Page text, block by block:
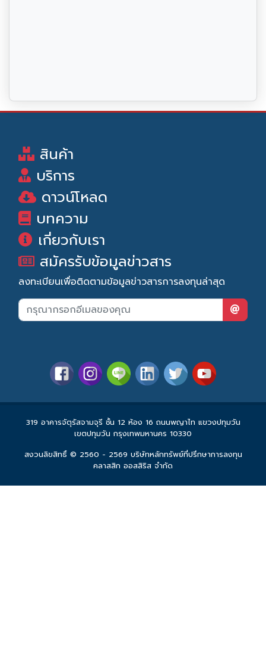
สินค้า
บริการ
ดาวน์โหลด
บทความ
เกี่ยวกับเรา
สมัครรับข้อมูลข่าวสาร
ลงทะเบียนเพื่อติดตามข้อมูลข่าวสารการลงทุนล่าสุด
319 อาคารจัตุรัสจามจุรี ชั้น 12 ห้อง 16 ถนนพญาไท แขวงปทุมวัน
เขตปทุมวัน กรุงเทพมหานคร 10330
สงวนลิขสิทธิ์ © 2560 - 2569 บริษัทหลักทรัพย์ที่ปรึกษาการลงทุน
คลาสสิก ออสสิริส จำกัด